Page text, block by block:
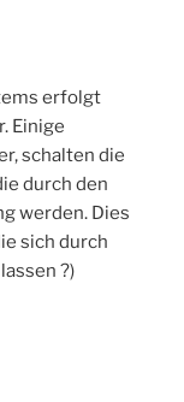
erfolgt
Einige
schalten die
durch den
werden. Dies
sich durch
?)